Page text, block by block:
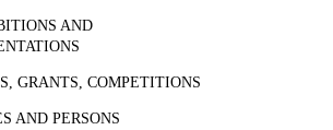
AND
GRANTS, COMPETITIONS
AND PERSONS